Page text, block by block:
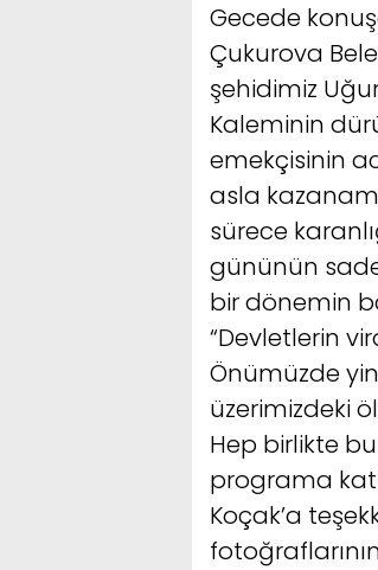
Gecede
Çukurova
şehidimiz
Kaleminin
emekçisinin
asla
sürece
gününün
bir dönemin
“Devletlerin
Önümüzde
üzerimizdeki
Hep birlikte bu
programa
Koçak’a